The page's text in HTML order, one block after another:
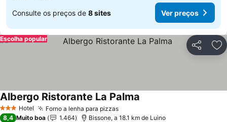
Consulte os preços de 8 sites Ver preços
Partilhar
Escolha popular
3 EstrelasHotel Forno a lenha para pizzas
Albergo Ristorante La Palma
8,4 Muito boa 1.464 Bissone, a 18.1 km de Luino